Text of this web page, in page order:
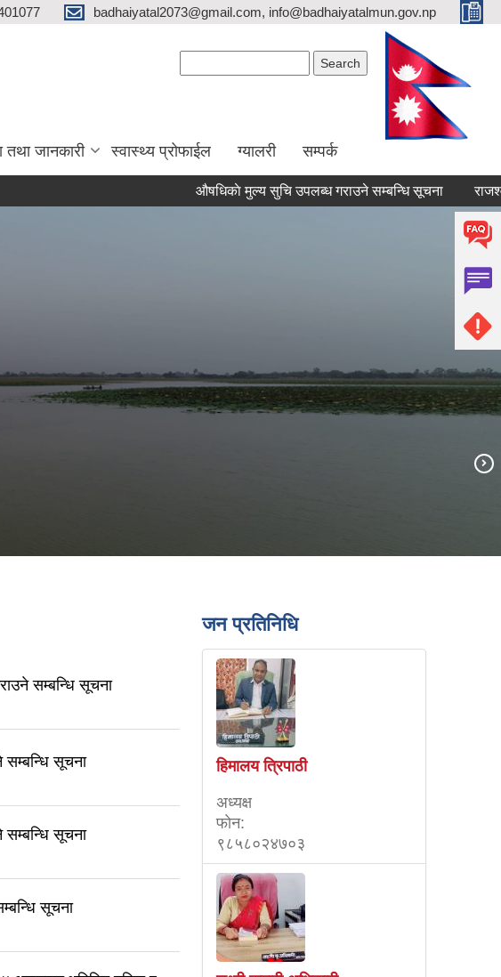
badhaiyatal2073@gmail.com, info@badhaiyatalmun.gov.np
तथा जानकारी स्वास्थ्य प्रोफाईल ग्यालरी सम्पर्क
औषधिकाे मुल्य सुचि उपलब्ध गराउने सम्बन्धि सूचना राजश्व
सम्बन्धि सूचना
सूचना
सूचना
सूचना
जन प्रतिनिधि
हिमालय त्रिपाठी
अध्यक्ष
फाेन:
९८५८०२४७०३